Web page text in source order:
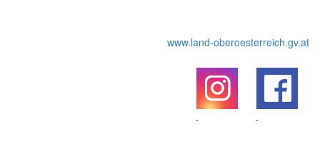
www.land-oberoesterreich.gv.at
.
.